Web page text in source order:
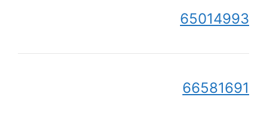
65014993
66581691